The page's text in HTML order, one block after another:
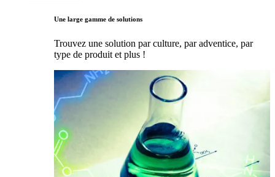
Une large gamme de solutions
Trouvez une solution par culture, par adventice, par
type de produit et plus !